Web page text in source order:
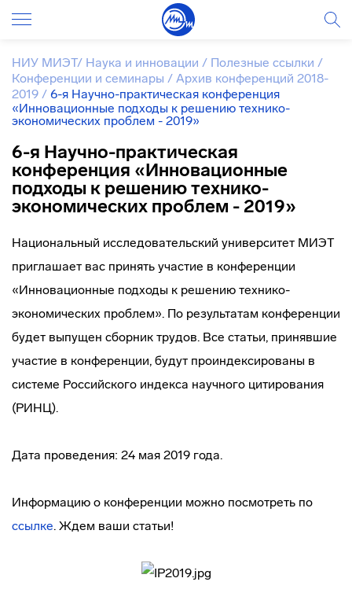
НИУ МИЭТ/ Наука и инновации / Полезные ссылки /
Конференции и семинары / Архив конференций 2018-
2019 / 6-я Научно-практическая конференция
«Инновационные подходы к решению технико-
экономических проблем - 2019»
6-я Научно-практическая
конференция «Инновационные
подходы к решению технико-
экономических проблем - 2019»
Национальный исследовательский университет МИЭТ
приглашает вас принять участие в конференции
«Инновационные подходы к решению технико-
экономических проблем». По результатам конференции
будет выпущен сборник трудов. Все статьи, принявшие
участие в конференции, будут проиндексированы в
системе Российского индекса научного цитирования
(РИНЦ).
Дата проведения: 24 мая 2019 года.
Информацию о конференции можно посмотреть по
ссылке. Ждем ваши статьи!